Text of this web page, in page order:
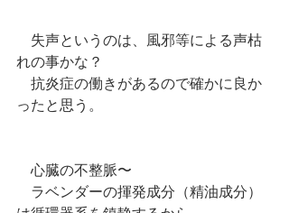
失声というのは、風邪等による声枯
れの事かな？
抗炎症の働きがあるので確かに良か
ったと思う。
心臓の不整脈〜
ラベンダーの揮発成分（精油成分）